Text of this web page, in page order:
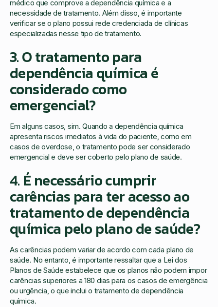
médico que comprove a dependência química e a
necessidade de tratamento. Além disso, é importante
verificar se o plano possui rede credenciada de clínicas
especializadas nesse tipo de tratamento.
3. O tratamento para
dependência química é
considerado como
emergencial?
Em alguns casos, sim. Quando a dependência química
apresenta riscos imediatos à vida do paciente, como em
casos de overdose, o tratamento pode ser considerado
emergencial e deve ser coberto pelo plano de saúde.
4. É necessário cumprir
carências para ter acesso ao
tratamento de dependência
química pelo plano de saúde?
As carências podem variar de acordo com cada plano de
saúde. No entanto, é importante ressaltar que a Lei dos
Planos de Saúde estabelece que os planos não podem impor
carências superiores a 180 dias para os casos de emergência
ou urgência, o que inclui o tratamento de dependência
química.